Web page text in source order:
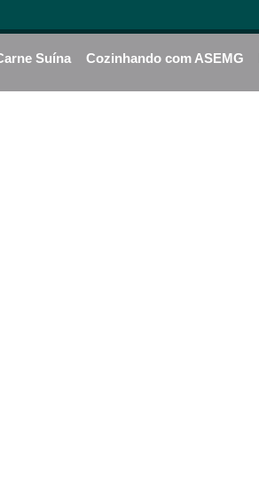
Suína Cozinhando com ASEMG